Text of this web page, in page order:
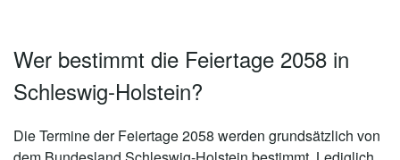
Wer bestimmt die Feiertage 2058 in
Schleswig-Holstein?
Die Termine der Feiertage 2058 werden grundsätzlich von